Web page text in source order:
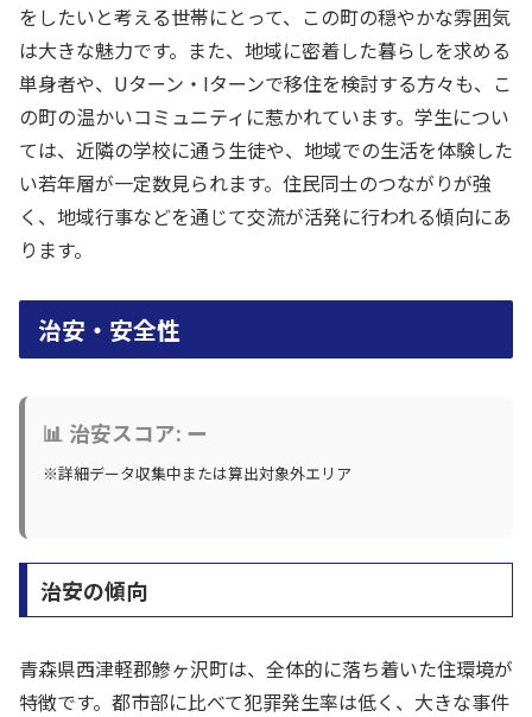
をしたいと考える世帯にとって、この町の穏やかな雰囲気
は大きな魅力です。また、地域に密着した暮らしを求める
単身者や、Uターン・Iターンで移住を検討する方々も、こ
の町の温かいコミュニティに惹かれています。学生につい
ては、近隣の学校に通う生徒や、地域での生活を体験した
い若年層が一定数見られます。住民同士のつながりが強
く、地域行事などを通じて交流が活発に行われる傾向にあ
ります。
治安・安全性
📊 治安スコア: ー
※詳細データ収集中または算出対象外エリア
治安の傾向
青森県西津軽郡鰺ヶ沢町は、全体的に落ち着いた住環境が
特徴です。都市部に比べて犯罪発生率は低く、大きな事件